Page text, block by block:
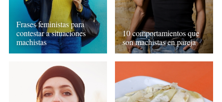
Frases feministas para
contestar a situaciones
machistas
10 comportamientos que
son machistas en pareja